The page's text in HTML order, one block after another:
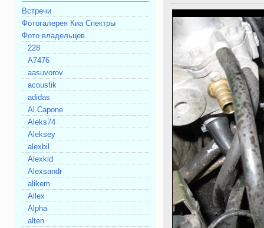
Встречи
Фотогалерея Киа Спектры
Фото владельцев
228
A7476
aasuvorov
acoustik
adidas
Al.Capone
Aleks74
Aleksey
alexbil
Alexkid
Alexsandr
alikem
Allex
Alpha
alten